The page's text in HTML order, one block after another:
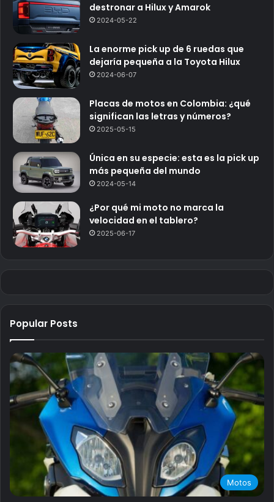
destronar a Hilux y Amarok
2024-05-22
La enorme pick up de 6 ruedas que
dejaría pequeña a la Toyota Hilux
2024-06-07
Placas de motos en Colombia: ¿qué
significan las letras y números?
2025-05-15
Única en su especie: esta es la pick up
más pequeña del mundo
2024-05-14
¿Por qué mi moto no marca la
velocidad en el tablero?
2025-06-17
Popular Posts
Motos